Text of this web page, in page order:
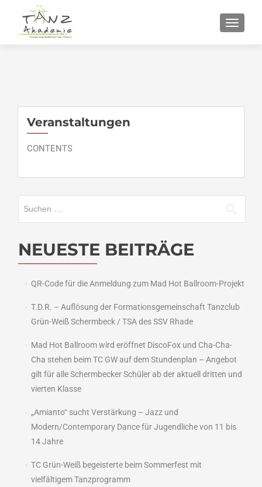
Veranstaltungen
CONTENTS
NEUESTE BEITRÄGE
QR-Code für die Anmeldung zum Mad Hot Ballroom-Projekt
T.D.R. – Auflösung der Formationsgemeinschaft Tanzclub
Grün-Weiß Schermbeck / TSA des SSV Rhade
Mad Hot Ballroom wird eröffnet DiscoFox und Cha-Cha-
Cha stehen beim TC GW auf dem Stundenplan – Angebot
gilt für alle Schermbecker Schüler ab der aktuell dritten und
vierten Klasse
„Amianto“ sucht Verstärkung – Jazz und
Modern/Contemporary Dance für Jugendliche von 11 bis
14 Jahre
TC Grün-Weiß begeisterte beim Sommerfest mit
vielfältigem Tanzprogramm